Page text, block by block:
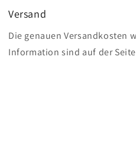
Versand
Die genauen Versandkosten
Information sind auf der Seite